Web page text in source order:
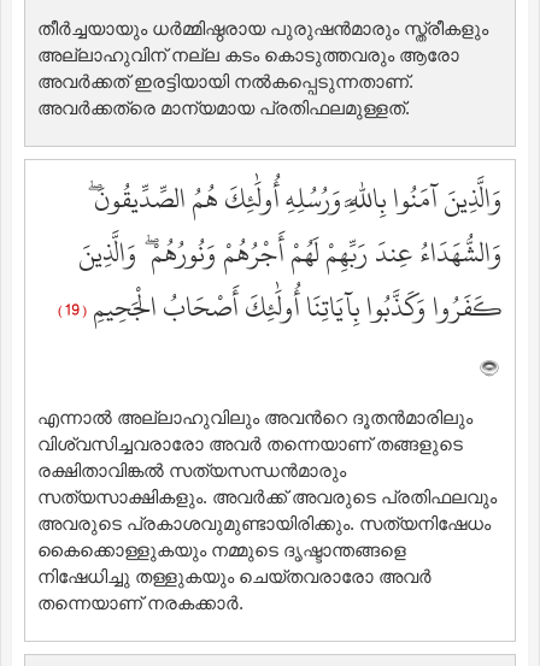
തീര്‍ച്ചയായും ധര്‍മ്മിഷ്ഠരായ പുരുഷന്‍മാരും സ്ത്രീകളും
അല്ലാഹുവിന് നല്ല കടം കൊടുത്തവരും ആരോ
അവര്‍ക്കത് ഇരട്ടിയായി നല്‍കപ്പെടുന്നതാണ്‌.
അവര്‍ക്കത്രെ മാന്യമായ പ്രതിഫലമുള്ളത്‌.
وَالَّذِينَ آمَنُوا بِاللَّهِ وَرُسُلِهِ أُولَٰئِكَ هُمُ الصِّدِّيقُونَ ۖ
وَالشُّهَدَاءُ عِندَ رَبِّهِمْ لَهُمْ أَجْرُهُمْ وَنُورُهُمْ ۖ وَالَّذِينَ
كَفَرُوا وَكَذَّبُوا بِآيَاتِنَا أُولَٰئِكَ أَصْحَابُ الْجَحِيمِ ( 19 )
എന്നാല്‍ അല്ലാഹുവിലും അവന്‍റെ ദൂതന്‍മാരിലും
വിശ്വസിച്ചവരാരോ അവര്‍ തന്നെയാണ് തങ്ങളുടെ
രക്ഷിതാവിങ്കല്‍ സത്യസന്ധന്‍മാരും
സത്യസാക്ഷികളും. അവര്‍ക്ക് അവരുടെ പ്രതിഫലവും
അവരുടെ പ്രകാശവുമുണ്ടായിരിക്കും. സത്യനിഷേധം
കൈക്കൊള്ളുകയും നമ്മുടെ ദൃഷ്ടാന്തങ്ങളെ
നിഷേധിച്ചു തള്ളുകയും ചെയ്തവരാരോ അവര്‍
തന്നെയാണ് നരകക്കാര്‍.